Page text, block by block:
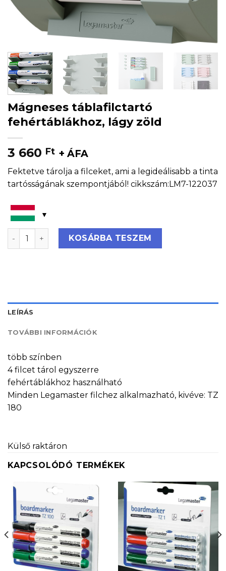
Mágneses táblafilctartó
fehértáblákhoz, lágy zöld
3 660 Ft + ÁFA
Fektetve tárolja a filceket, ami a legideálisabb a tinta
tartósságának szempontjából! cikkszám:LM7-122037
Mágneses táblafilctartó fehértáblákhoz, lágy zöld
KOSÁRBA TESZEM
LEÍRÁS
TOVÁBBI INFORMÁCIÓK
több színben
4 filcet tárol egyszerre
fehértáblákhoz használható
Minden Legamaster filchez alkalmazható, kivéve: TZ
180
Külső raktáron
KAPCSOLÓDÓ TERMÉKEK